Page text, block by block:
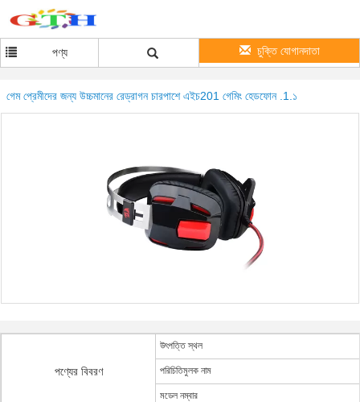
পণ্য চুক্তি যোগানদাতা
গেম প্রেমীদের জন্য উচ্চমানের রেড্রাগন চারপাশে এইচ201 গেমিং হেডফোন .1.১
পণ্যের বিবরণ
উৎপত্তি স্থল
পরিচিতিমুলক নাম
মডেল নম্বার